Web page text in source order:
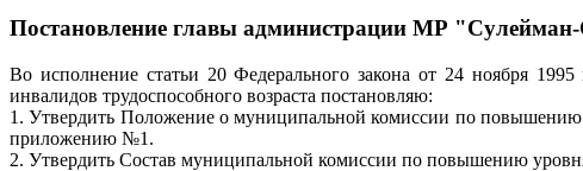
Постановление главы администрации МР
Во исполнение статьи 20 Федерального закона от 24 ноября
инвалидов трудоспособного возраста постановляю:
1. Утвердить Положение о муниципальной комиссии по повышению
приложению №1.
2. Утвердить Состав муниципальной комиссии по повышению